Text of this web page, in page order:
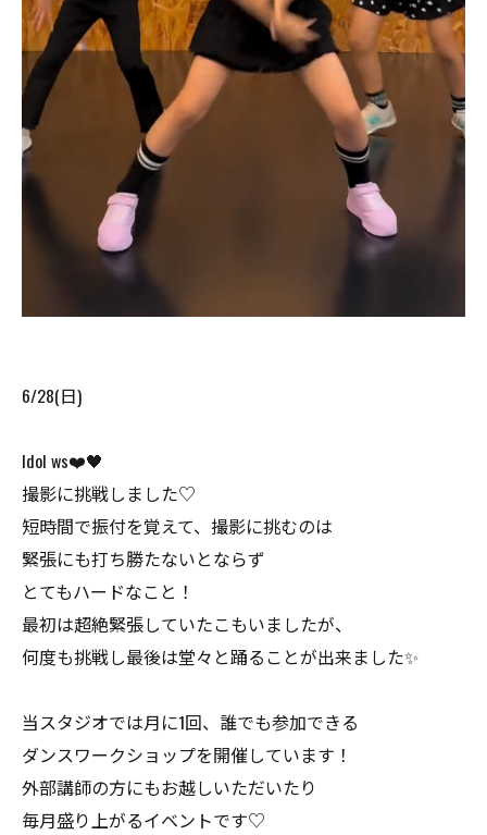
6/28(日)
Idol ws❤️🖤
撮影に挑戦しました♡
短時間で振付を覚えて、撮影に挑むのは
緊張にも打ち勝たないとならず
とてもハードなこと！
最初は超絶緊張していたこもいましたが、
何度も挑戦し最後は堂々と踊ることが出来ました✨
当スタジオでは月に1回、誰でも参加できる
ダンスワークショップを開催しています！
外部講師の方にもお越しいただいたり
毎月盛り上がるイベントです♡